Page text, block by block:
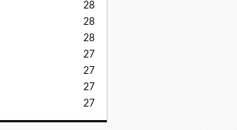
28
28
28
27
27
27
27